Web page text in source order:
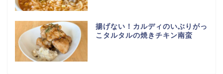
揚げない！カルディのいぶりがっ
こタルタルの焼きチキン南蛮